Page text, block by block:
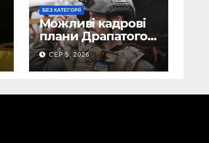
БЕЗ КАТЕГОРІЇ
Можливі кадрові
плани Драпатого:
Маркусу
пророкують
важливу посаду у
СЕР 5, 2026